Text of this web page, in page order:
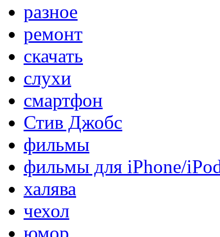
разное
ремонт
скачать
слухи
смартфон
Стив Джобс
фильмы
фильмы для iPhone/
халява
чехол
юмор